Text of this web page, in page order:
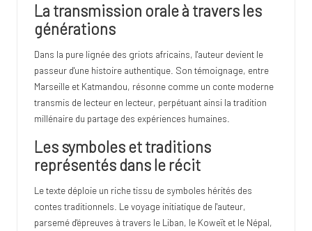
La transmission orale à travers les
générations
Dans la pure lignée des griots africains, l'auteur devient le
passeur d'une histoire authentique. Son témoignage, entre
Marseille et Katmandou, résonne comme un conte moderne
transmis de lecteur en lecteur, perpétuant ainsi la tradition
millénaire du partage des expériences humaines.
Les symboles et traditions
représentés dans le récit
Le texte déploie un riche tissu de symboles hérités des
contes traditionnels. Le voyage initiatique de l'auteur,
parsemé d'épreuves à travers le Liban, le Koweït et le Népal,